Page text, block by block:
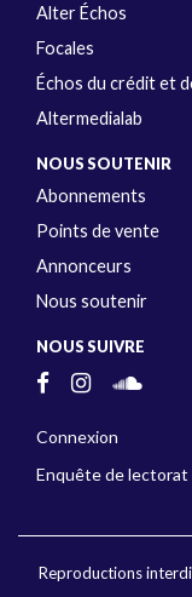
Alter Échos
Focales
Échos du crédit et
Altermedialab
NOUS SOUTENIR
Abonnements
Points de vente
Annonceurs
Nous soutenir
NOUS SUIVRE
Connexion
Enquête de lectorat
Reproductions